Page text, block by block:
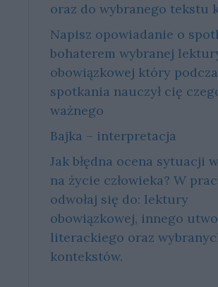
oraz do wybranego tekstu
Napisz opowiadanie o
bohaterem wybranej
obowiązkowej który
spotkania nauczył cię
ważnego
Bajka – interpretacja
Jak błędna ocena sytuacji
na życie człowieka? W
odwołaj się do: lektury
obowiązkowej, innego
literackiego oraz
kontekstów.